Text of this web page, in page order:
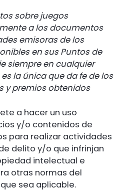
sobre juegos
a los documentos
emisoras de los
en sus Puntos de
siempre en cualquier
la única que da fe de los
y premios obtenidos
a hacer un uso
y/o contenidos de
para realizar actividades
delito y/o que infrinjan
intelectual e
otras normas del
sea aplicable.